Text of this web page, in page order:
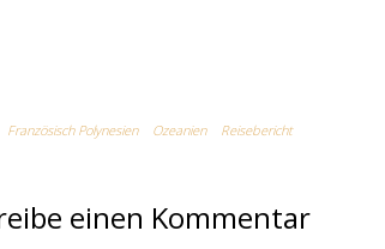
Französisch Polynesien Ozeanien Reisebericht
einen Kommentar